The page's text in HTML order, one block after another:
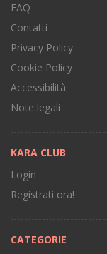
FAQ
Contatti
Privacy Policy
Cookie Policy
Accessibilità
Note legali
KARA CLUB
Login
Registrati ora!
CATEGORIE